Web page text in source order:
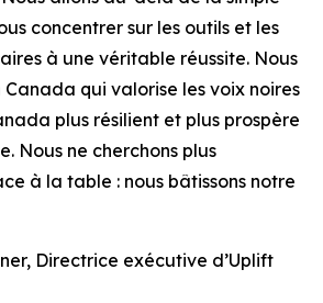
concentrer sur les outils et les
à une véritable réussite. Nous
Canada qui valorise les voix noires
plus résilient et plus prospère
Nous ne cherchons plus
à la table : nous bâtissons notre
Directrice exécutive d’Uplift